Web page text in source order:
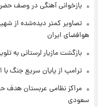
شارژ
بازخوانی آهنگی در وصف
تصاویر کمتر دیده‌شده از
هوافضای ایران
بازگشت مازیار لرستانی به
ترامپ از پایان سریع جنگ با
مراکز نظامی عربستان هدف
سعودی